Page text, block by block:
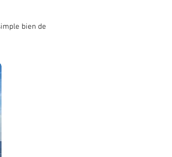
bien de